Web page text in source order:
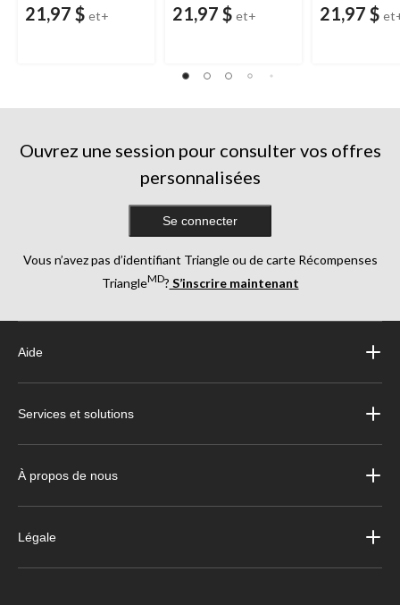
21,97 $ et+ 21,97 $ et+ 21,97 $
Ouvrez une session pour consulter vos offres
personnalisées
Se connecter
Vous n’avez pas d’identifiant Triangle ou de carte Récompenses
TriangleMD? S’inscrire maintenant
Aide
Services et solutions
À propos de nous
Légale